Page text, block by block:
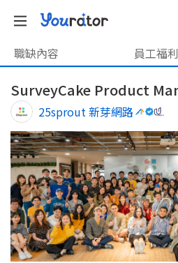
職缺內容 員工福利
25sprout 新芽網路